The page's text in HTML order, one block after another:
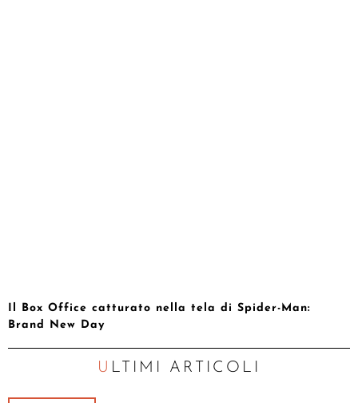
Il Box Office catturato nella tela di Spider-Man:
Brand New Day
ULTIMI ARTICOLI